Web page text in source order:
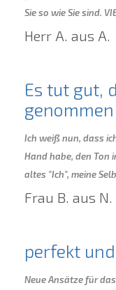
Sie so wie Sie sind.
Herr A. aus A.
Es tut gut,
Ich weiß nun, dass
Hand habe, den Ton
altes "Ich", meine
Frau B. aus N.
perfekt
Neue Ansätze für